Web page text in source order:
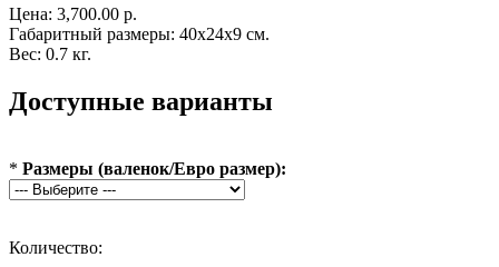
Цена: 3,700.00 р.
Габаритный размеры: 40x24x9 см.
Вес: 0.7 кг.
Доступные варианты
* Размеры (валенок/Евро размер):
Количество: